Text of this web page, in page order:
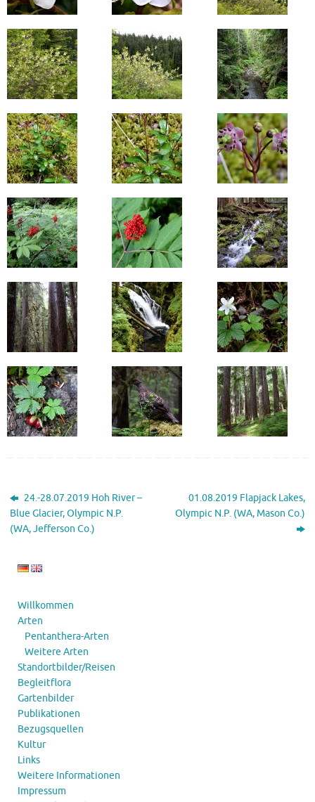
24.-28.07.2019 Hoh River –
Blue Glacier, Olympic N.P.
(WA, Jefferson Co.)
01.08.2019 Flapjack Lakes,
Olympic N.P. (WA, Mason Co.)
Willkommen
Arten
Pentanthera-Arten
Weitere Arten
Standortbilder/Reisen
Begleitflora
Gartenbilder
Publikationen
Bezugsquellen
Kultur
Links
Weitere Informationen
Impressum